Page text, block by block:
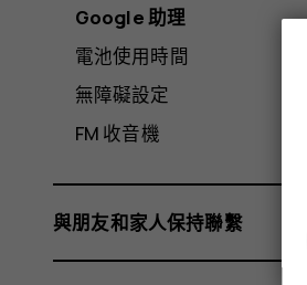
Google 助理
電池使用時間
無障礙設定
FM 收音機
與朋友和家人保持聯繫